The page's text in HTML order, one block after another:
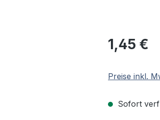
Regulärer
1,45 €
Preise inkl.
Sofort